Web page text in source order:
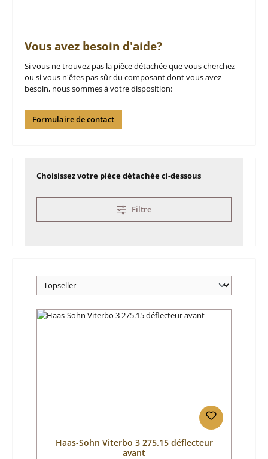
Vous avez besoin d'aide?
Si vous ne trouvez pas la pièce détachée que vous cherchez
ou si vous n'êtes pas sûr du composant dont vous avez
besoin, nous sommes à votre disposition:
Formulaire de contact
Choisissez votre pièce détachée ci-dessous
Filtre
Haas-Sohn Viterbo 3 275.15 déflecteur
avant